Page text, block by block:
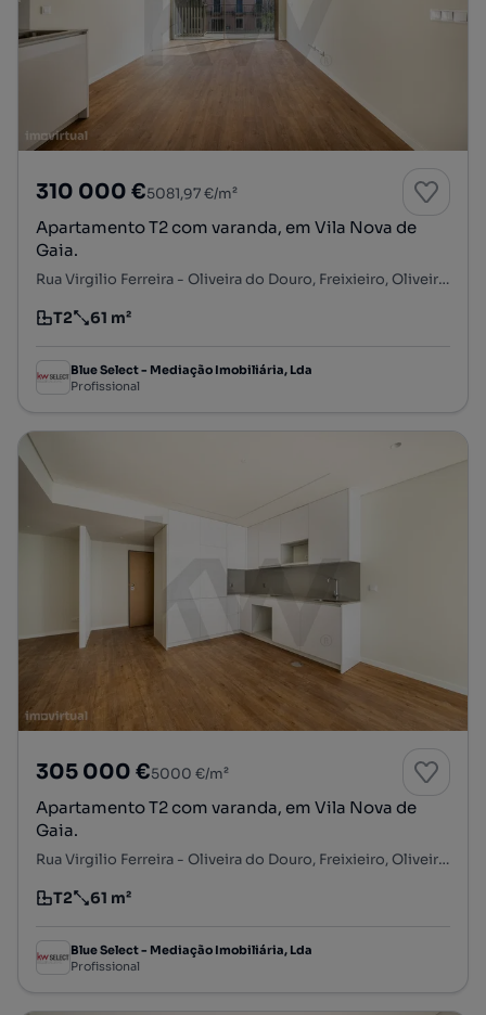
310 000 €5081,97 €/m²
Apartamento T2 com varanda, em Vila Nova de
Gaia.
Rua Virgilio Ferreira - Oliveira do Douro, Freixieiro, Oliveira do Douro, Vila Nova de Gaia, Porto
Tipologia
T2
Preço por metro quadrado
61 m²
Blue Select - Mediação Imobiliária, Lda
Profissional
305 000 €5000 €/m²
Apartamento T2 com varanda, em Vila Nova de
Gaia.
Rua Virgilio Ferreira - Oliveira do Douro, Freixieiro, Oliveira do Douro, Vila Nova de Gaia, Porto
Tipologia
T2
Preço por metro quadrado
61 m²
Blue Select - Mediação Imobiliária, Lda
Profissional